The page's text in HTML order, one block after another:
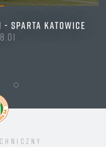
SPARTA KATOWICE